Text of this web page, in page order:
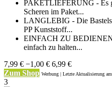
PAKETLIEFERUNG - Es
Scheren im Paket...
LANGLEBIG - Die
PP Kunststoff...
EINFACH ZU BEDIENEN
einfach zu halten...
7,99 € −1,00 € 6,99 €
Zum Shop Werbung | Letzte Aktualisierung
3